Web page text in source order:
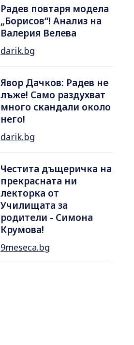
Радев повтаря модела
„Борисов“! Анализ на
Валерия Велева
darik.bg
Явор Дачков: Радев не
лъже! Само раздухват
много скандали около
него!
darik.bg
Честита дъщеричка на
прекрасната ни
лекторка от
Училищата за
родители - Симона
Крумова!
9meseca.bg